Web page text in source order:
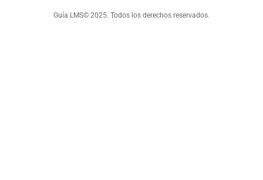
Guía LMS© 2025. Todos los derechos reservados.